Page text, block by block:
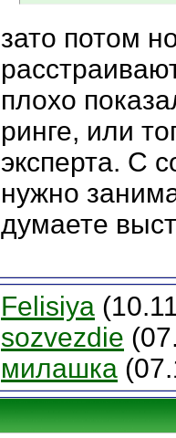
зато потом
плохо
ринге, или
эксперта. С
нужно
думаете
Felisiya
sozvezdie
милашка